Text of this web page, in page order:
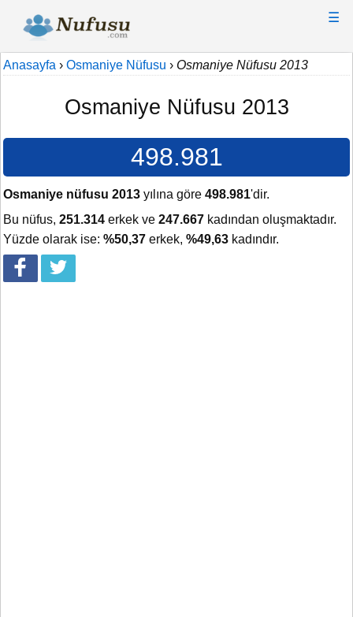
☰
Anasayfa › Osmaniye Nüfusu › Osmaniye Nüfusu 2013
Osmaniye Nüfusu 2013
498.981
Osmaniye nüfusu 2013 yılına göre 498.981'dir.
Bu nüfus, 251.314 erkek ve 247.667 kadından oluşmaktadır.
Yüzde olarak ise: %50,37 erkek, %49,63 kadındır.